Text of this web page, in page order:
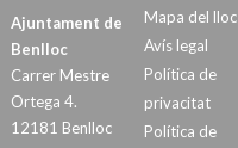
Ajuntament de
Benlloc
Carrer Mestre
Ortega 4.
12181 Benlloc
Mapa del lloc
Avís legal
Política de
privacitat
Política de